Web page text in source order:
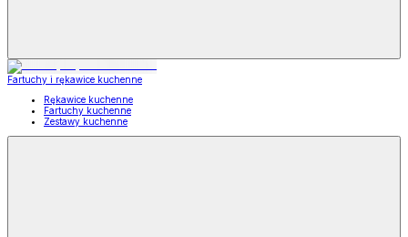
Fartuchy i rękawice kuchenne
Rękawice kuchenne
Fartuchy kuchenne
Zestawy kuchenne